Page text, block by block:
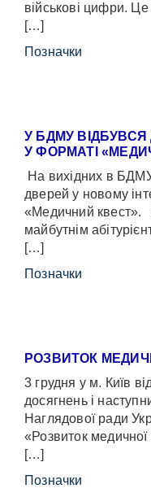
військові цифри.
[…]
Позначки
У БДМУ
У ФОРМАТІ
На вихідних в
дверей у новому
«Медичний квест».
майбутнім
[…]
Позначки
РОЗВИТОК
3 грудня у м. Київ
досягнень і
Наглядової ради
«Розвиток медичної
[…]
Позначки